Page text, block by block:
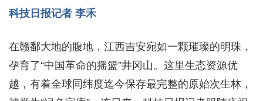
科技日报记者 李禾
在赣鄱大地的腹地，江西吉安宛如一颗璀璨的明珠，
孕育了“中国革命的摇篮”井冈山。这里生态资源优
越，有着全球同纬度迄今保存最完整的原始次生林，